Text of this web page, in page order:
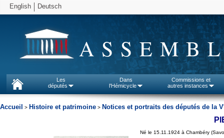
English Deutsch
Les
députés
Dans
l'Hémicycle
Commissions et
autres instances
Accueil > Histoire et patrimoine > Notices et portraits des députés de la V
Né le 15.11.1924 à Chambéry